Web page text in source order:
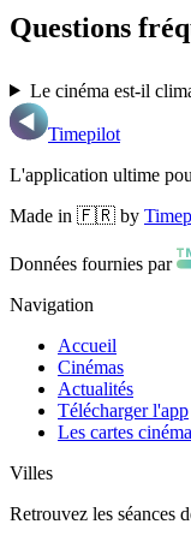
Questions
Le cinéma est-il
Timepilot
L'application ultime
Made in 🇫🇷 by
Données fournies par
Navigation
Accueil
Cinémas
Actualités
Télécharger l'app
Les cartes
Villes
Retrouvez les séances